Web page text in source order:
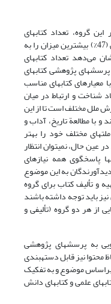
گروه، تعداد کتابهای
ترجمه‏ای (53%) در مقایسه با کتابهای تألیفی (47%) بیشترین میزان را به
می‌دهد تعداد کتابهای
پژوهشی کتابهای
معیارهای کتابهای مناسب
شناخت و ارتباط در میان
ملل مختلف است تا از این
با مطالعة تاریخ، آداب و
مختلف خود را بهتر
و از آنها بیاموزند (حجاری، 1382). در عین حال، نمی‏توان انتظار
پاسخگوی همه نیازهای
به این موضوع
و تألیف کتاب برای گروه
باید توجه داشته باشند
از هر دو گروه (تألیفی و
به پرسشهای پژوهشی
محتوا نیز قابل دسته‏بندی
براساس موضوع و به تفکیک
علمی و کتابهای دانش